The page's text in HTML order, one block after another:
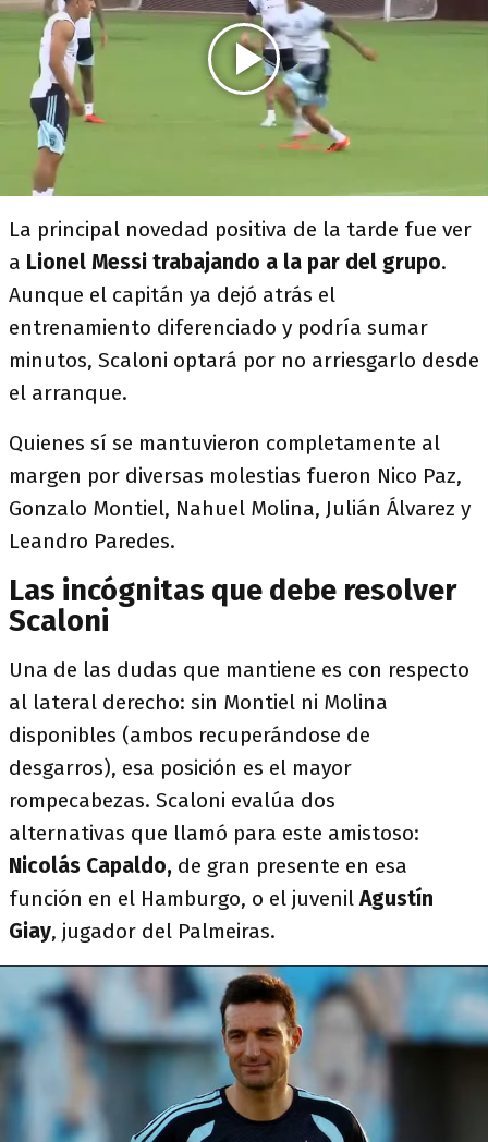
La principal novedad positiva de la tarde fue ver
a Lionel Messi trabajando a la par del grupo.
Aunque el capitán ya dejó atrás el
entrenamiento diferenciado y podría sumar
minutos, Scaloni optará por no arriesgarlo desde
el arranque.
Quienes sí se mantuvieron completamente al
margen por diversas molestias fueron Nico Paz,
Gonzalo Montiel, Nahuel Molina, Julián Álvarez y
Leandro Paredes.
Las incógnitas que debe resolver
Scaloni
Una de las dudas que mantiene es con respecto
al lateral derecho: sin Montiel ni Molina
disponibles (ambos recuperándose de
desgarros), esa posición es el mayor
rompecabezas. Scaloni evalúa dos
alternativas que llamó para este amistoso:
Nicolás Capaldo, de gran presente en esa
función en el Hamburgo, o el juvenilAgustín
Giay, jugador del Palmeiras.